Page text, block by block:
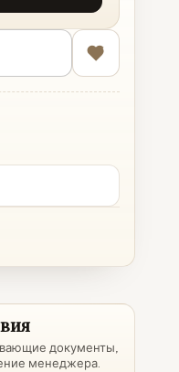
документы,
менеджера.